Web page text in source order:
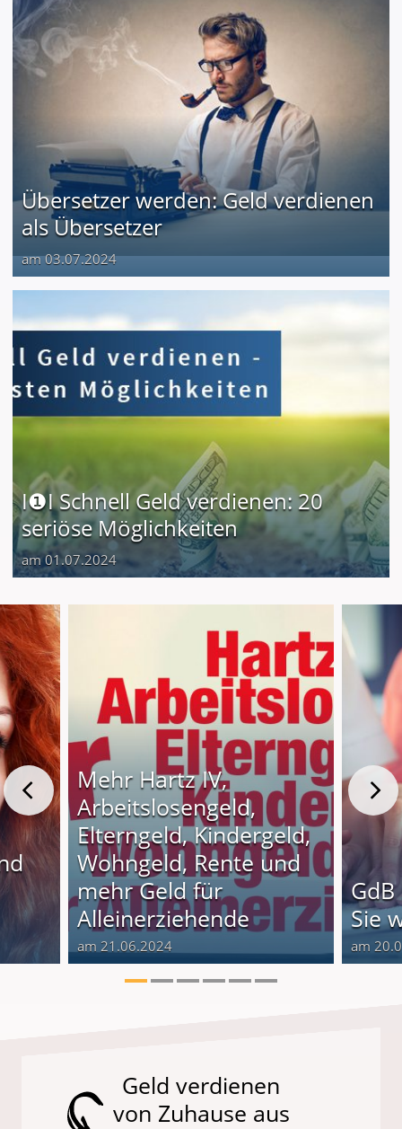
Übersetzer werden: Geld verdienen
als Übersetzer
am 03.07.2024
I❶I Schnell Geld verdienen: 20
seriöse Möglichkeiten
am 01.07.2024
Mehr Hartz IV,
Arbeitslosengeld,
Elterngeld, Kindergeld,
Wohngeld, Rente und
mehr Geld für
Alleinerziehende
am 21.06.2024
Sie
am
Geld verdienen
von Zuhause aus